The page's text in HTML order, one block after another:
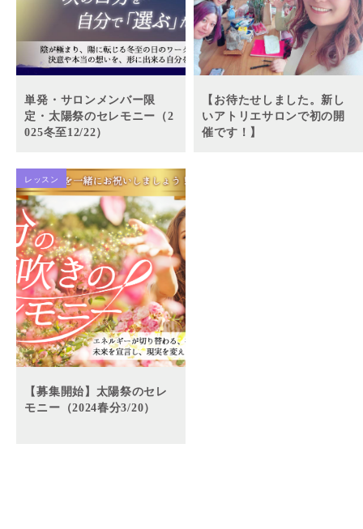
単発・サロンメンバー限
定・太陽祭のセレモニー（2
025冬至12/22）
【お待たせしました。新し
いアトリエサロンで初の開
催です！】
レッスン
【募集開始】太陽祭のセレ
モニー（2024春分3/20）